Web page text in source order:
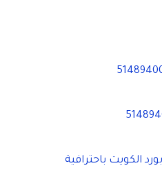
الكويت باحترافية